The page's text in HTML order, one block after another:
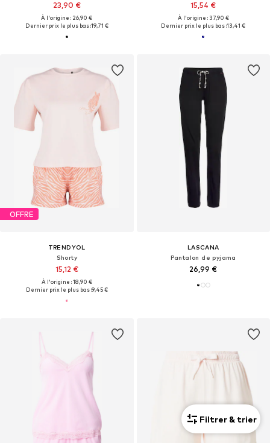
23,90 €
À l'origine : 26,90 €
Dernier prix le plus bas :19,71 €
15,54 €
À l'origine : 37,90 €
Dernier prix le plus bas :13,41 €
OFFRE
TRENDYOL
Shorty
15,12 €
À l'origine : 18,90 €
Dernier prix le plus bas :9,45 €
LASCANA
Pantalon de pyjama
26,99 €
Filtrer & trier